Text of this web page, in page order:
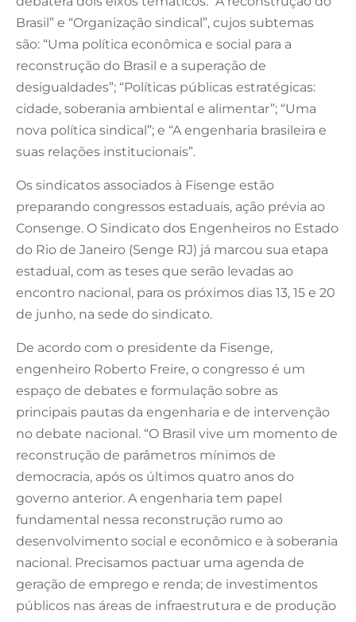
Brasil” e “Organização sindical”, cujos subtemas
são: “Uma política econômica e social para a
reconstrução do Brasil e a superação de
desigualdades”; “Políticas públicas estratégicas:
cidade, soberania ambiental e alimentar”; “Uma
nova política sindical”; e “A engenharia brasileira e
suas relações institucionais”.
Os sindicatos associados à Fisenge estão
preparando congressos estaduais, ação prévia ao
Consenge. O Sindicato dos Engenheiros no Estado
do Rio de Janeiro (Senge RJ) já marcou sua etapa
estadual, com as teses que serão levadas ao
encontro nacional, para os próximos dias 13, 15 e 20
de junho, na sede do sindicato.
De acordo com o presidente da Fisenge,
engenheiro Roberto Freire, o congresso é um
espaço de debates e formulação sobre as
principais pautas da engenharia e de intervenção
no debate nacional. “O Brasil vive um momento de
reconstrução de parâmetros mínimos de
democracia, após os últimos quatro anos do
governo anterior. A engenharia tem papel
fundamental nessa reconstrução rumo ao
desenvolvimento social e econômico e à soberania
nacional. Precisamos pactuar uma agenda de
geração de emprego e renda; de investimentos
públicos nas áreas de infraestrutura e de produção